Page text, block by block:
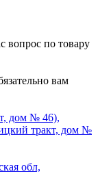
вопрос по товару
вам
дом № 46),
тракт, дом №
обл,